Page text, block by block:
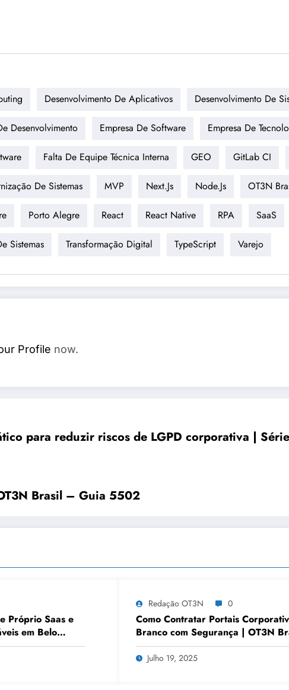
Desenvolvimento De Aplicativos Desenvolvimento De
Desenvolvimento Empresa De Software Empresa De
Falta De Equipe Técnica Interna GEO GitLab CI
De Sistemas MVP Next.js Node.js OT3N
Porto Alegre React React Native RPA SaaS
Sistemas Transformação Digital TypeScript Varejo
Profile now.
para reduzir riscos de LGPD corporativa |
Brasil – Guia 5502
Próprio Saas e
em Belo
– Guia 3449
Redação OT3N 0
Como Contratar Portais
Branco com Segurança | OT3N
Julho 19, 2025